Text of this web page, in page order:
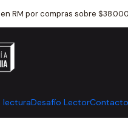
lecturaDesafío LectorContacto
RM por compras sobre $38.000
Literatura Juvenil Alguien
|
Alguien Para Ti
Mostrar stock de